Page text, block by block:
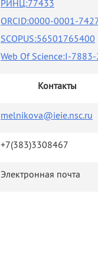
РИНЦ:77433
ORCID:0000-0001-
SCOPUS:56501765400
Web Of Science:I-
Контакты
melnikova@ieie.nsc.ru
+7(383)3308467
Электронная почта